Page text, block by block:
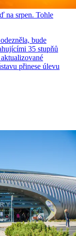
na srpen. Tohle
bude
35 stupňů
přinese úlevu